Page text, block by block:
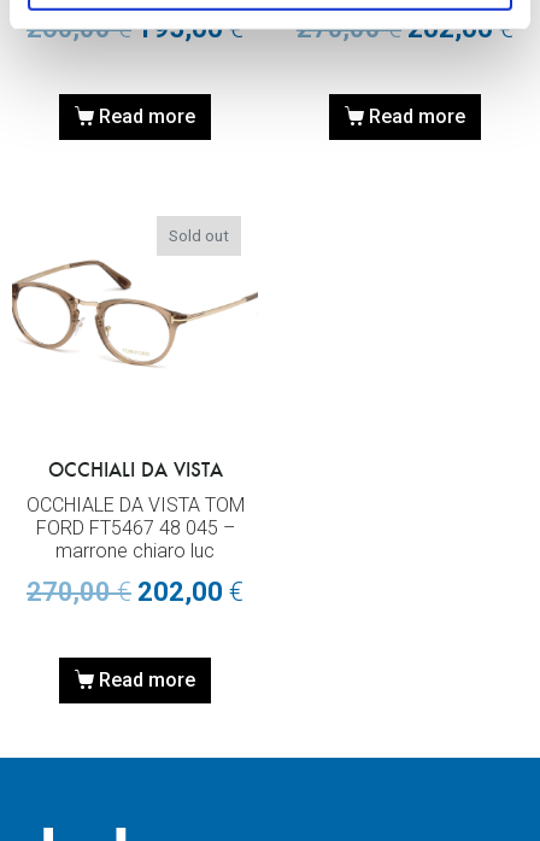
260,00€ 195,00€
Read more
270,00€ 202,00€
Read more
Sold out
OCCHIALI DA VISTA
OCCHIALE DA VISTA TOM
FORD FT5467 48 045 –
marrone chiaro luc
270,00€ 202,00 €
Read more